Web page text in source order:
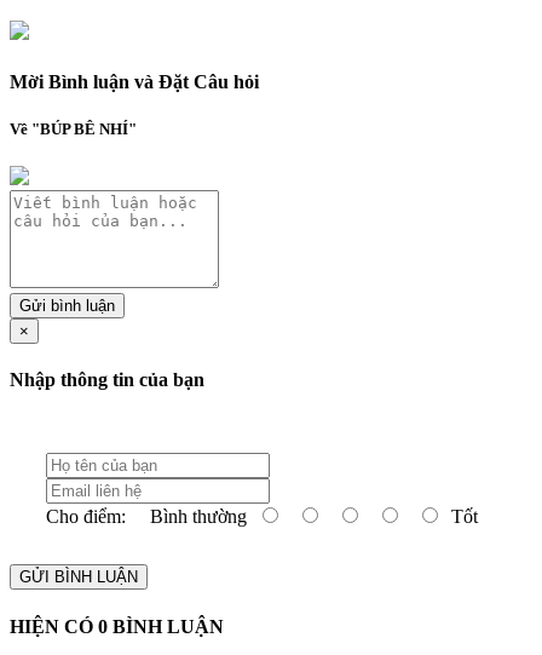
Mời Bình luận và Đặt Câu hỏi
Về "BÚP BÊ NHÍ"
Gửi bình luận
×
Nhập thông tin của bạn
Cho điểm: Bình thường Tốt
GỬI BÌNH LUẬN
HIỆN CÓ 0 BÌNH LUẬN